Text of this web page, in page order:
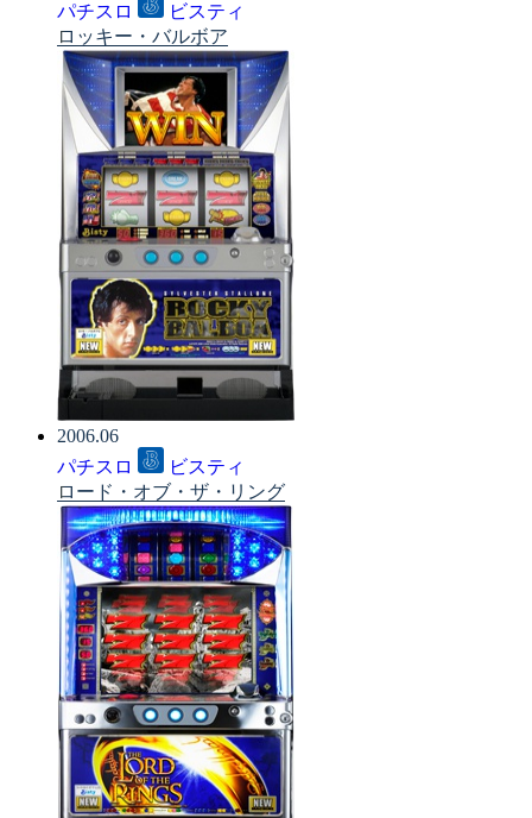
パチスロ
ビスティ
ロッキー・バルボア
2006.06
パチスロ
ビスティ
ロード・オブ・ザ・リング